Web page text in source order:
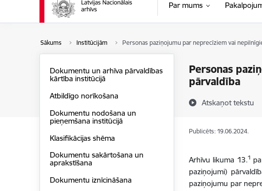
Par mums
Sākums Institūcijām Personas paziņojumu par neprecīziem vai
Personas
pārvaldība
Atskaņot tekstu
Dokumentu un arhīva pārvaldības
kārtība institūcijā
Atbildīgo norīkošana
Dokumentu nodošana un
pieņemšana institūcijā
Klasifikācijas shēma
Dokumentu sakārtošana un
aprakstīšana
Dokumentu iznīcināšana
Publicēts: 19.06.2024.
Arhīvu likuma 13.1
paziņojumi)
paziņojumu par